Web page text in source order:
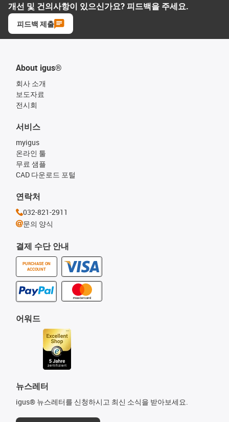
개선 및 건의사항이 있으신가요? 피드백을 주세요.
피드백 제출
About igus®
회사 소개
보도자료
전시회
결제 수단 안내
PURCHASE ON
ACCOUNT
서비스
myigus
온라인 툴
무료 샘플
CAD 다운로드 포털
어워드
뉴스레터
igus® 뉴스레터를 신청하시고 최신 소식을 받아보세요.
연락처
032-821-2911
문의 양식